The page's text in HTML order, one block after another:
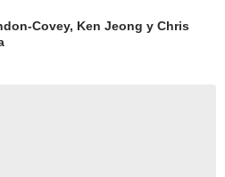
Covey, Ken Jeong y Chris